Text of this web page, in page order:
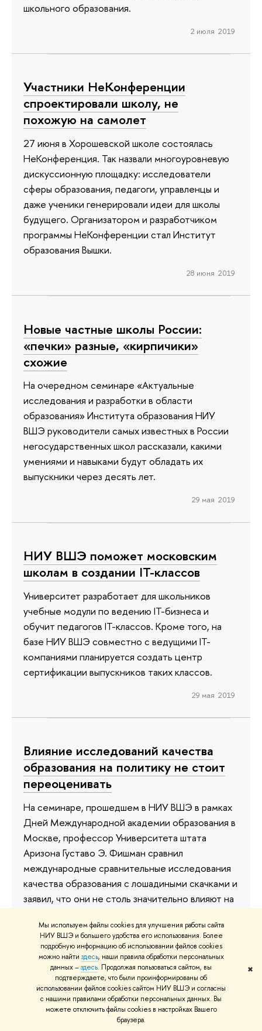
Мы используем файлы cookies для улучшения работы сайта
НИУ ВШЭ и большего удобства его использования. Более
подробную информацию об использовании файлов cookies
можно найти здесь, наши правила обработки персональных
данных –здесь. Продолжая пользоваться сайтом, вы
подтверждаете, что были проинформированы об
использовании файлов cookies сайтом НИУ ВШЭ и согласны
с нашими правилами обработки персональных данных. Вы
можете отключить файлы cookies в настройках Вашего
браузера.
✖
школьного образования.
2 июля 2019
Участники НеКонференции
спроектировали школу, не
похожую на самолет
27 июня в Хорошевской школе состоялась
НеКонференция. Так назвали многоуровневую
дискуссионную площадку: исследователи
сферы образования, педагоги, управленцы и
даже ученики генерировали идеи для школы
будущего. Организатором и разработчиком
программы НеКонференции стал Институт
образования Вышки.
28 июня 2019
Новые частные школы России:
«печки» разные, «кирпичики»
схожие
На очередном семинаре «Актуальные
исследования и разработки в области
образования» Института образования НИУ
ВШЭ руководители самых известных в России
негосударственных школ рассказали, какими
умениями и навыками будут обладать их
выпускники через десять лет.
29 мая 2019
НИУ ВШЭ поможет московским
школам в создании IT-классов
Университет разработает для школьников
учебные модули по ведению IT-бизнеса и
обучит педагогов IT-классов. Кроме того, на
базе НИУ ВШЭ совместно с ведущими IT-
компаниями планируется создать центр
сертификации выпускников таких классов.
29 мая 2019
Влияние исследований качества
образования на политику не стоит
переоценивать
На семинаре, прошедшем в НИУ ВШЭ в рамках
Дней Международной академии образования в
Москве, профессор Университета штата
Аризона Густаво Э. Фишман сравнил
международные сравнительные исследования
качества образования с лошадиными скачками и
заявил, что они не столь значительно влияют на
считать.
22 мая 2019
Борьба с неуспеваемостью. Как
предупредить неудачи в школе